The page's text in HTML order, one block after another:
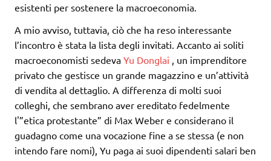
esistenti per sostenere la macroeconomia.
A mio avviso, tuttavia, ciò che ha reso interessante
l’incontro è stata la lista degli invitati. Accanto ai soliti
macroeconomisti sedeva Yu Donglai , un imprenditore
privato che gestisce un grande magazzino e un’attività
di vendita al dettaglio. A differenza di molti suoi
colleghi, che sembrano aver ereditato fedelmente
l'”etica protestante” di Max Weber e considerano il
guadagno come una vocazione fine a se stessa (e non
intendo fare nomi), Yu paga ai suoi dipendenti salari ben